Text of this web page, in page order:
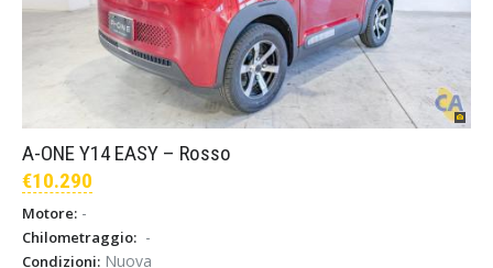
A-ONE Y14 EASY – Rosso
€10.290
Motore: -
Chilometraggio: -
Condizioni: Nuova